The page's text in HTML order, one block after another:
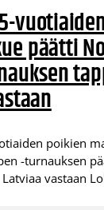
päätti
poikien
-turnauksen
vastaan